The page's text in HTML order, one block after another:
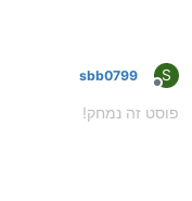
S
מנותק
sbb0799
פוסט זה נמחק!